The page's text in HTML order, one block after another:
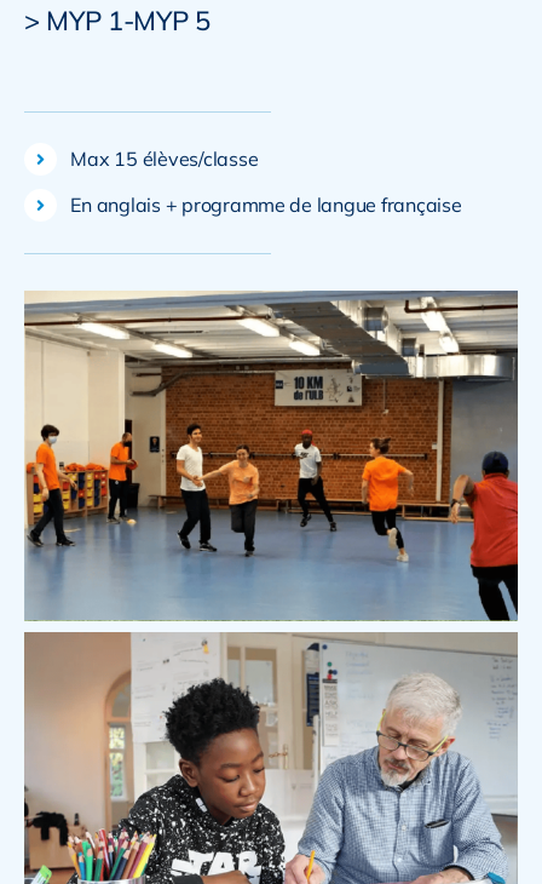
> MYP 1-MYP 5
Max 15 élèves/classe
En anglais + programme de langue française